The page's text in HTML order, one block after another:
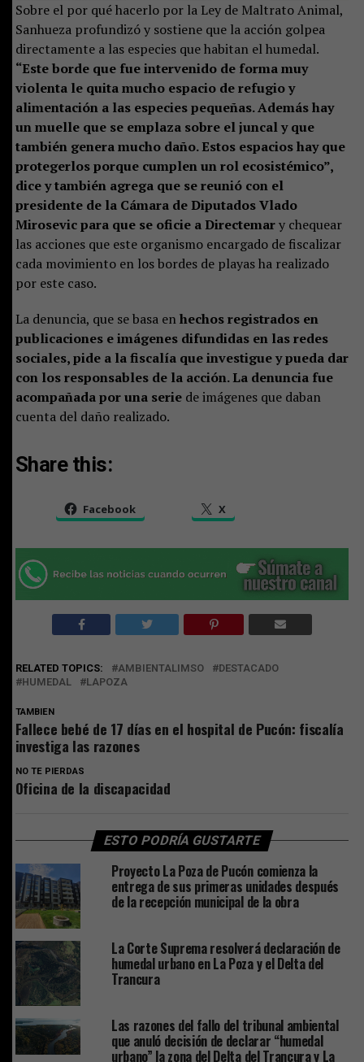
Sobre el por qué hacerlo por la Ley de Maltrato Animal,
Sanhueza profundizó y sostiene que la acción golpea
directamente a las especies que habitan el humedal.
“Este borde que fue intervenido de forma muy
violenta le quita mucho espacio de refugio y
alimentación a las especies pequeñas. Además hay
un muelle que se emplaza sobre el juncal y que
también genera mucho daño. Estos espacios hay que
protegerlos porque cumplen un rol ecosistémico”,
dice y también agrega que se reunió con el
presidente de la Cámara de Diputados Vlado
Mirosevic para que se oficie a Directemary chequear
las acciones que este organismo encargado de fiscalizar
cada movimiento en los bordes de playas ha realizado
por este caso.
La denuncia, que se basa enhechos registrados en
publicaciones e imágenes difundidas en las redes
sociales, pide a la fiscalía que investigue y pueda dar
con los responsables de la acción. La denuncia fue
acompañada por una seriede imágenes que daban
cuenta del daño realizado.
Share this:
Facebook X
RELATED TOPICS: AMBIENTALIMSO
DESTACADO
HUMEDAL
LAPOZA
TAMBIEN
Fallece bebé de 17 días en el hospital de Pucón: fiscalía
investiga las razones
NO TE PIERDAS
Oficina de la discapacidad
ESTO PODRÍA GUSTARTE
Proyecto La Poza de Pucón comienza la
entrega de sus primeras unidades después
de la recepción municipal de la obra
La Corte Suprema resolverá declaración de
humedal urbano en La Poza y el Delta del
Trancura
Las razones del fallo del tribunal ambiental
que anuló decisión de declarar “humedal
urbano” la zona del Delta del Trancura y La